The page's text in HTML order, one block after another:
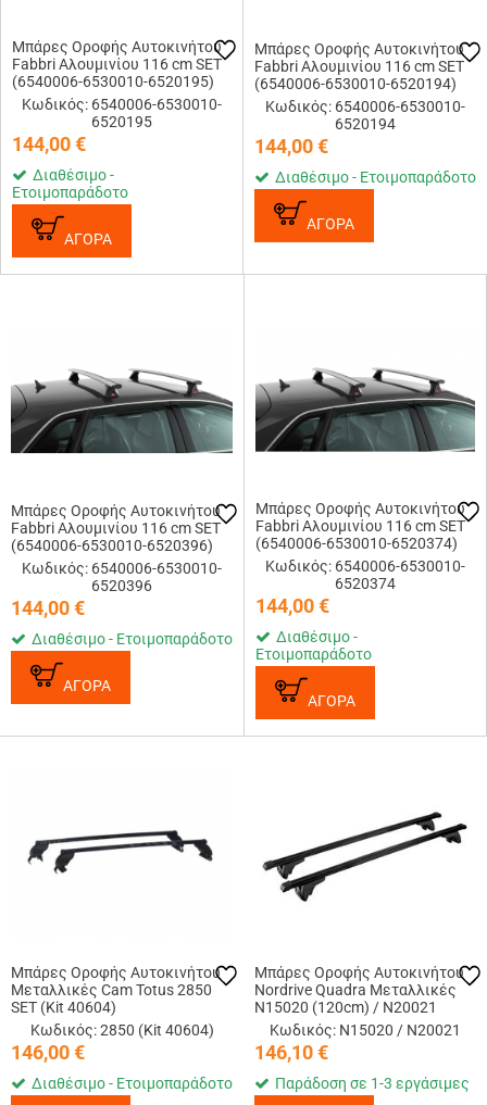
Μπάρες Οροφής Αυτοκινήτου
Fabbri Αλουμινίου 116 cm SET
(6540006-6530010-6520195)
Κωδικός: 6540006-6530010-
6520195
144,00€
Διαθέσιμο -
Ετοιμοπαράδοτο
ΑΓΟΡΑ
Μπάρες Οροφής Αυτοκινήτου
Fabbri Αλουμινίου 116 cm SET
(6540006-6530010-6520194)
Κωδικός: 6540006-6530010-
6520194
144,00€
Διαθέσιμο - Ετοιμοπαράδοτο
ΑΓΟΡΑ
Μπάρες Οροφής Αυτοκινήτου
Fabbri Αλουμινίου 116 cm SET
(6540006-6530010-6520396)
Κωδικός: 6540006-6530010-
6520396
144,00€
Διαθέσιμο - Ετοιμοπαράδοτο
ΑΓΟΡΑ
Μπάρες Οροφής Αυτοκινήτου
Fabbri Αλουμινίου 116 cm SET
(6540006-6530010-6520374)
Κωδικός: 6540006-6530010-
6520374
144,00€
Διαθέσιμο -
Ετοιμοπαράδοτο
ΑΓΟΡΑ
Μπάρες Οροφής Αυτοκινήτου
Μεταλλικές Cam Totus 2850
SET (Kit 40604)
Κωδικός: 2850 (Kit 40604)
146,00€
Διαθέσιμο - Ετοιμοπαράδοτο
Μπάρες Οροφής Αυτοκινήτου
Nordrive Quadra Μεταλλικές
N15020 (120cm) / N20021
Κωδικός: N15020 / N20021
146,10€
Παράδοση σε 1-3 εργάσιμες